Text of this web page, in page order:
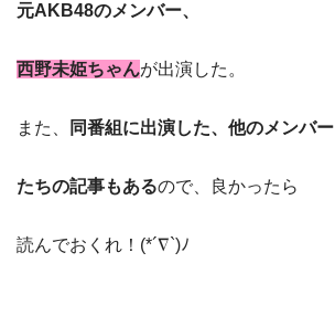
元AKB48のメンバー、
西野未姫ちゃんが出演した。
また、 同番組に出演した、他のメンバー
たちの記事もあるので、良かったら
読んでおくれ！(*´∇`)ﾉ